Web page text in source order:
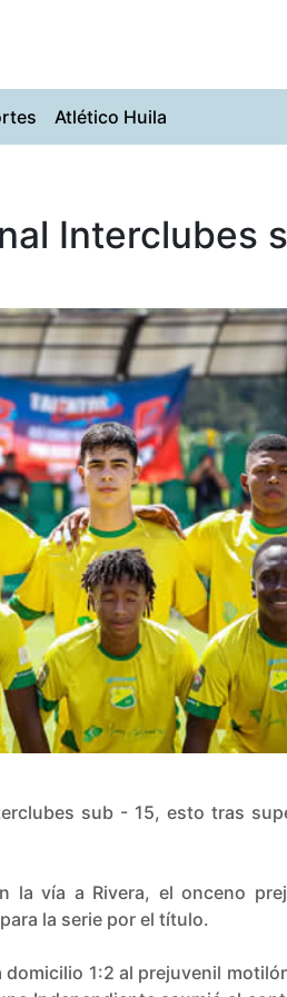
Atlético Huila
Interclubes
sub - 15, esto tras
la vía a Rivera, el onceno
la serie por el título.
1:2 al prejuvenil